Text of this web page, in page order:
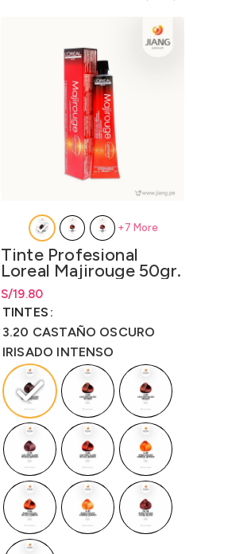
Tinte Profesional
Loreal Majirouge 50gr.
– LO3000M3
S/19.80
Rango de precios: desde
hastaS/19.80
TINTES
3.20 CASTAÑO OSCURO
IRISADO INTENSO
+7 More